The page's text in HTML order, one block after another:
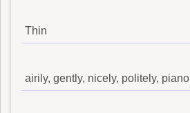
Thin
airily, gently, nicely, politely, piano